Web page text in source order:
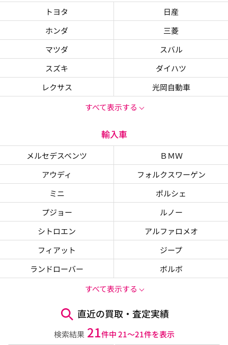
トヨタ
日産
ホンダ
三菱
マツダ
スバル
スズキ
ダイハツ
レクサス
光岡自動車
すべて表示する
輸入車
メルセデスベンツ
ＢＭＷ
アウディ
フォルクスワーゲン
ミニ
ポルシェ
プジョー
ルノー
シトロエン
アルファロメオ
フィアット
ジープ
ランドローバー
ボルボ
すべて表示する
直近の買取・査定実績
検索結果 21件中 21〜21件を表示